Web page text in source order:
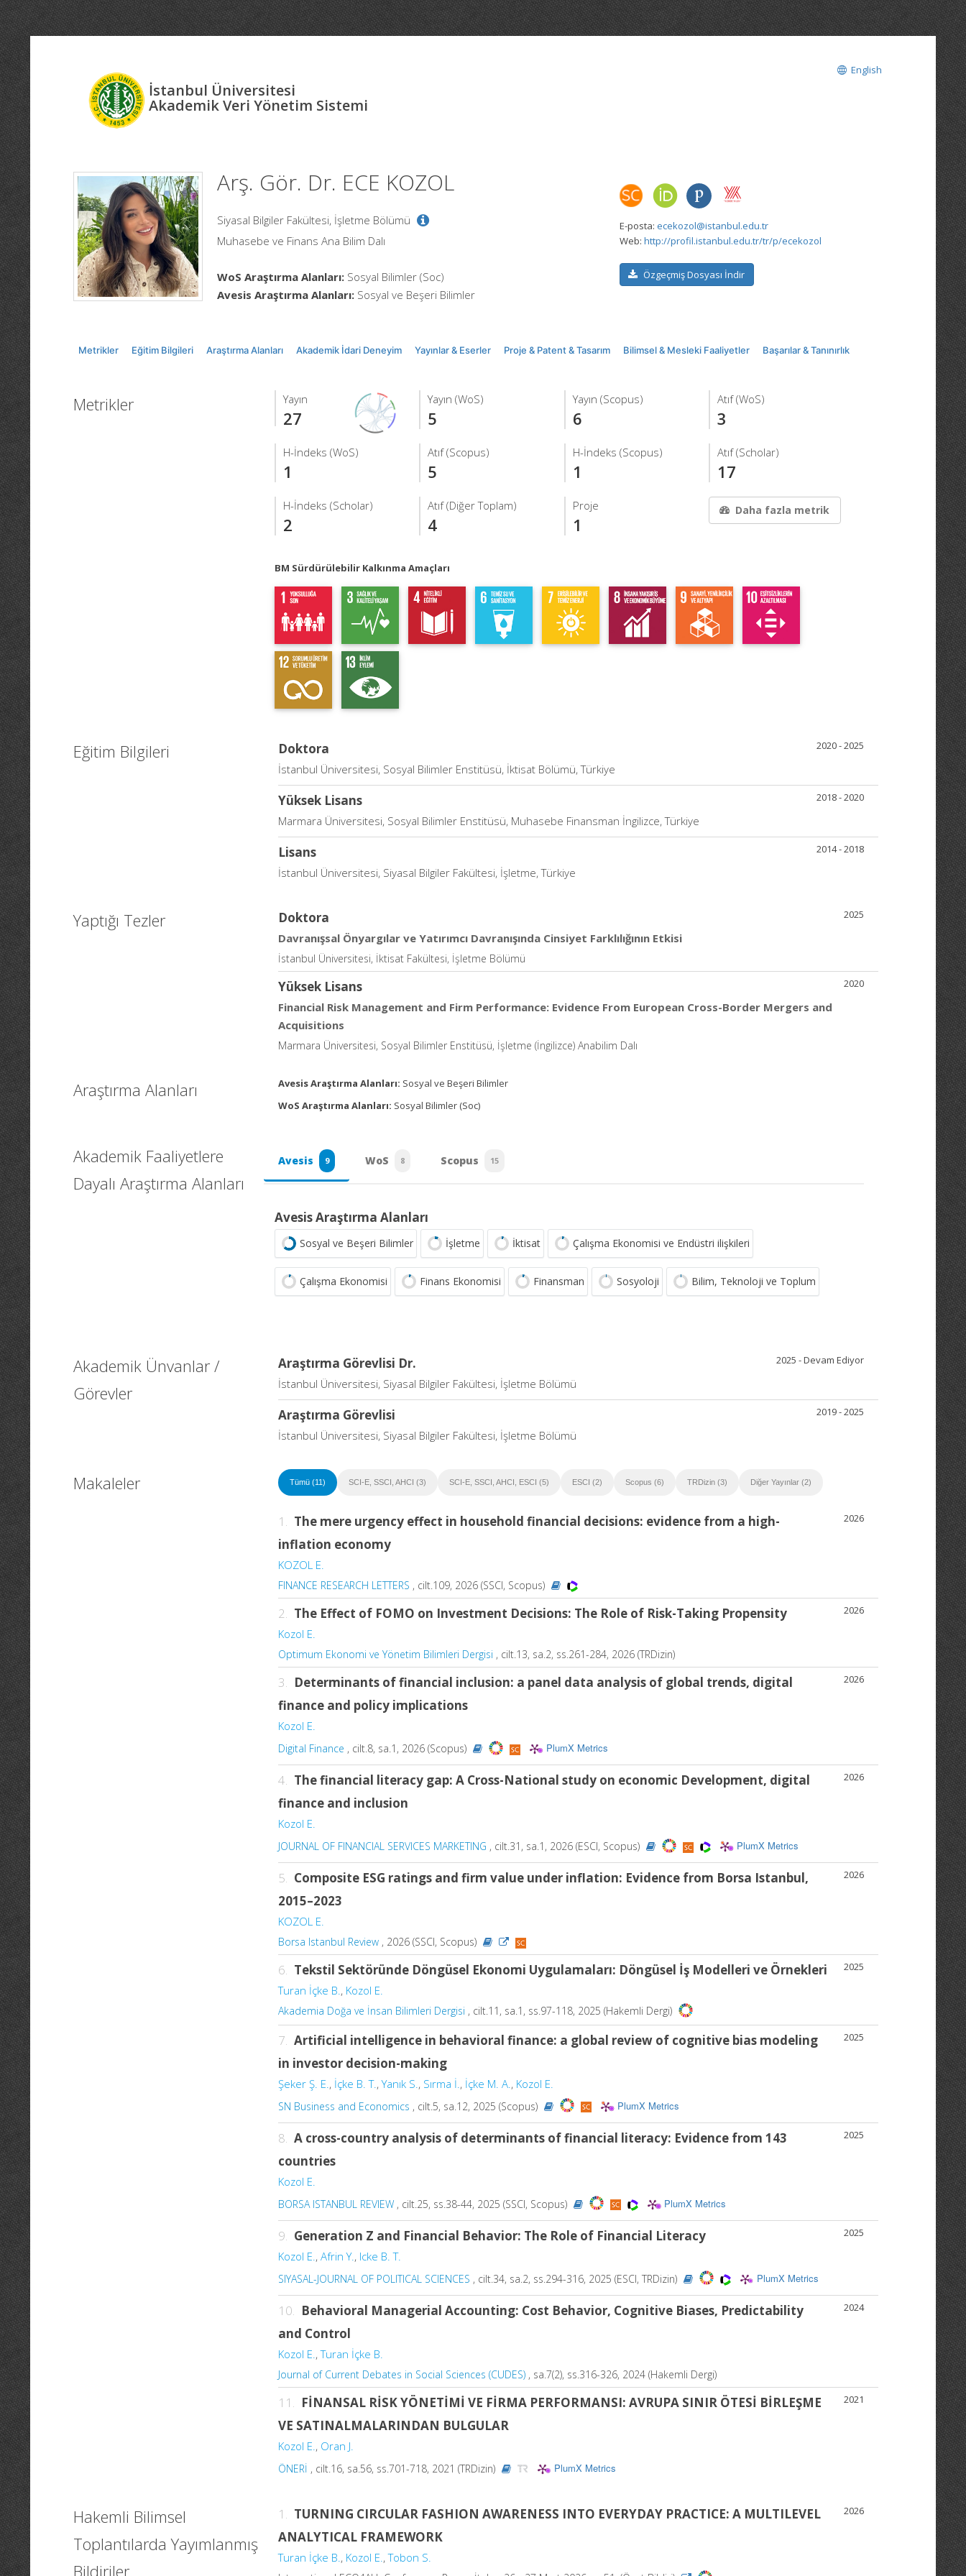
İstanbul Üniversitesi
Akademik Veri Yönetim Sistemi
English
Arş. Gör. Dr. ECE KOZOL
Siyasal Bilgiler Fakültesi, İşletme Bölümü
Muhasebe ve Finans Ana Bilim Dalı
WoS Araştırma Alanları: Sosyal Bilimler (Soc)
Avesis Araştırma Alanları: Sosyal ve Beşeri Bilimler
E-posta: ecekozol@istanbul.edu.tr
Web: http://profil.istanbul.edu.tr/tr/p/ecekozol
Özgeçmiş Dosyası İndir
Metrikler Eğitim Bilgileri Araştırma Alanları Akademik İdari Deneyim Yayınlar & Eserler Proje & Patent & Tasarım Bilimsel & Mesleki Faaliyetler Başarılar & Tanınırlık
Metrikler Yayın
27
Yayın (WoS)
5
Yayın (Scopus)
6
Atıf (WoS)
3
H-İndeks (WoS)
1
Atıf (Scopus)
5
H-İndeks (Scopus)
1
Atıf (Scholar)
17
H-İndeks (Scholar)
2
Atıf (Diğer Toplam)
4
Proje
1
Daha fazla metrik
BM Sürdürülebilir Kalkınma Amaçları
Eğitim Bilgileri 2020 - 2025
Doktora
İstanbul Üniversitesi, Sosyal Bilimler Enstitüsü, İktisat Bölümü, Türkiye
2018 - 2020
Yüksek Lisans
Marmara Üniversitesi, Sosyal Bilimler Enstitüsü, Muhasebe Finansman İngilizce, Türkiye
2014 - 2018
Lisans
İstanbul Üniversitesi, Siyasal Bilgiler Fakültesi, İşletme, Türkiye
Yaptığı Tezler 2025
Doktora
Davranışsal Önyargılar ve Yatırımcı Davranışında Cinsiyet Farklılığının Etkisi
İstanbul Üniversitesi, İktisat Fakültesi, İşletme Bölümü
2020
Yüksek Lisans
Financial Risk Management and Firm Performance: Evidence From European Cross-Border Mergers and
Acquisitions
Marmara Üniversitesi, Sosyal Bilimler Enstitüsü, İşletme (İngilizce) Anabilim Dalı
Araştırma Alanları Avesis Araştırma Alanları: Sosyal ve Beşeri Bilimler
WoS Araştırma Alanları: Sosyal Bilimler (Soc)
Akademik Faaliyetlere
Dayalı Araştırma Alanları
Avesis 9 WoS 8 Scopus 15
Avesis Araştırma Alanları
Sosyal ve Beşeri Bilimler İşletme İktisat Çalışma Ekonomisi ve Endüstri ilişkileri
Çalışma Ekonomisi Finans Ekonomisi Finansman Sosyoloji Bilim, Teknoloji ve Toplum
Akademik Ünvanlar /
Görevler
2025 - Devam Ediyor
Araştırma Görevlisi Dr.
İstanbul Üniversitesi, Siyasal Bilgiler Fakültesi, İşletme Bölümü
2019 - 2025
Araştırma Görevlisi
İstanbul Üniversitesi, Siyasal Bilgiler Fakültesi, İşletme Bölümü
Makaleler Tümü (11) SCI-E, SSCI, AHCI (3) SCI-E, SSCI, AHCI, ESCI (5) ESCI (2) Scopus (6) TRDizin (3) Diğer Yayınlar (2)
2026
1. The mere urgency effect in household financial decisions: evidence from a high-
inflation economy
KOZOL E.
FINANCE RESEARCH LETTERS , cilt.109, 2026 (SSCI, Scopus)
2026
2. The Effect of FOMO on Investment Decisions: The Role of Risk-Taking Propensity
Kozol E.
Optimum Ekonomi ve Yönetim Bilimleri Dergisi , cilt.13, sa.2, ss.261-284, 2026 (TRDizin)
2026
3. Determinants of financial inclusion: a panel data analysis of global trends, digital
finance and policy implications
Kozol E.
Digital Finance , cilt.8, sa.1, 2026 (Scopus) PlumX Metrics
2026
4. The financial literacy gap: A Cross-National study on economic Development, digital
finance and inclusion
Kozol E.
JOURNAL OF FINANCIAL SERVICES MARKETING , cilt.31, sa.1, 2026 (ESCI, Scopus) PlumX Metrics
2026
5. Composite ESG ratings and firm value under inflation: Evidence from Borsa Istanbul,
2015–2023
KOZOL E.
Borsa Istanbul Review , 2026 (SSCI, Scopus)
2025
6. Tekstil Sektöründe Döngüsel Ekonomi Uygulamaları: Döngüsel İş Modelleri ve Örnekleri
Turan İçke B., Kozol E.
Akademia Doğa ve İnsan Bilimleri Dergisi , cilt.11, sa.1, ss.97-118, 2025 (Hakemli Dergi)
2025
7. Artificial intelligence in behavioral finance: a global review of cognitive bias modeling
in investor decision-making
Şeker Ş. E. , İçke B. T. ,Yanık S. , Sırma İ. , İçke M. A. , Kozol E.
SN Business and Economics , cilt.5, sa.12, 2025 (Scopus) PlumX Metrics
2025
8. A cross-country analysis of determinants of financial literacy: Evidence from 143
countries
Kozol E.
BORSA ISTANBUL REVIEW , cilt.25, ss.38-44, 2025 (SSCI, Scopus) PlumX Metrics
2025
9. Generation Z and Financial Behavior: The Role of Financial Literacy
Kozol E. , Afrin Y. , Icke B. T.
SIYASAL-JOURNAL OF POLITICAL SCIENCES , cilt.34, sa.2, ss.294-316, 2025 (ESCI, TRDizin) PlumX Metrics
2024
10. Behavioral Managerial Accounting: Cost Behavior, Cognitive Biases, Predictability
and Control
Kozol E. ,Turan İçke B.
Journal of Current Debates in Social Sciences (CUDES) , sa.7(2), ss.316-326, 2024 (Hakemli Dergi)
2021
11. FİNANSAL RİSK YÖNETİMİ VE FİRMA PERFORMANSI: AVRUPA SINIR ÖTESİ BİRLEŞME
VE SATINALMALARINDAN BULGULAR
Kozol E. , Oran J.
ÖNERİ , cilt.16, sa.56, ss.701-718, 2021 (TRDizin) PlumX Metrics
Hakemli Bilimsel
Toplantılarda Yayımlanmış
Bildiriler
2026
1. TURNING CIRCULAR FASHION AWARENESS INTO EVERYDAY PRACTICE: A MULTILEVEL
ANALYTICAL FRAMEWORK
Turan İçke B. , Kozol E. ,Tobon S.